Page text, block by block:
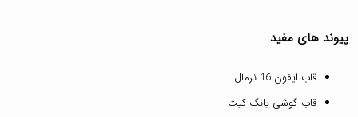
پیوند های مفید
قاب ایفون 16 نرمال
قاب گوشی یانگ کیت